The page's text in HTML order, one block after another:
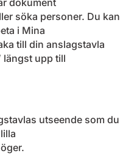
dokument
söka personer. Du kan
i Mina
till din anslagstavla
längst upp till
utseende som du